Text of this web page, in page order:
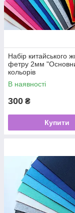
Набір китайського
фетру 2мм
кольорів
В наявності
300 ₴
Купити